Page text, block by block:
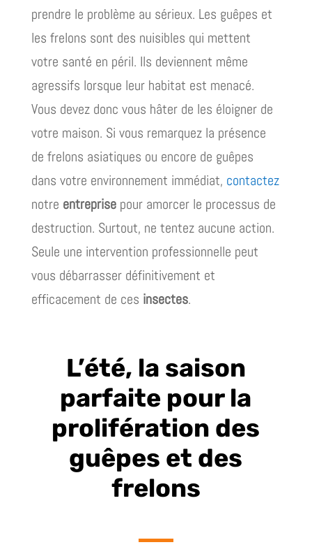
prendre le problème au sérieux. Les guêpes et
les frelons sont des nuisibles qui mettent
votre santé en péril. Ils deviennent même
agressifs lorsque leur habitat est menacé.
Vous devez donc vous hâter de les éloigner de
votre maison. Si vous remarquez la présence
de frelons asiatiques ou encore de guêpes
dans votre environnement immédiat, contactez
notre entreprisepour amorcer le processus de
destruction. Surtout, ne tentez aucune action.
Seule une intervention professionnelle peut
vous débarrasser définitivement et
efficacement de ces insectes.
L’été, la saison
parfaite pour la
prolifération des
guêpes et des
frelons